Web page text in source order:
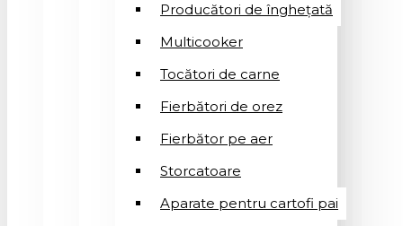
Producători de înghețată
Multicooker
Tocători de carne
Fierbători de orez
Fierbător pe aer
Storcatoare
Aparate pentru cartofi pai